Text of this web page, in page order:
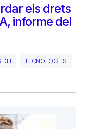
els drets
informe del
DH TECNOLOGIES